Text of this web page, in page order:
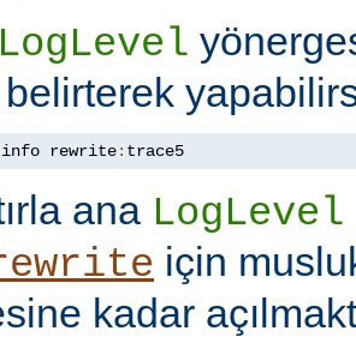
LogLevel
info rewrite: trace5
ana LogLevel
için
kadar